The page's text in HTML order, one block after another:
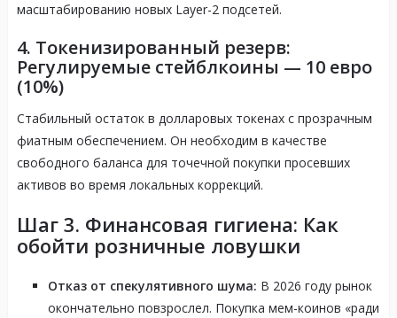
масштабированию новых Layer-2 подсетей.
4. Токенизированный резерв:
Регулируемые стейблкоины — 10 евро
(10%)
Стабильный остаток в долларовых токенах с прозрачным
фиатным обеспечением. Он необходим в качестве
свободного баланса для точечной покупки просевших
активов во время локальных коррекций.
Шаг 3. Финансовая гигиена: Как
обойти розничные ловушки
Отказ от спекулятивного шума: В 2026 году рынок
окончательно повзрослел. Покупка мем-коинов «ради